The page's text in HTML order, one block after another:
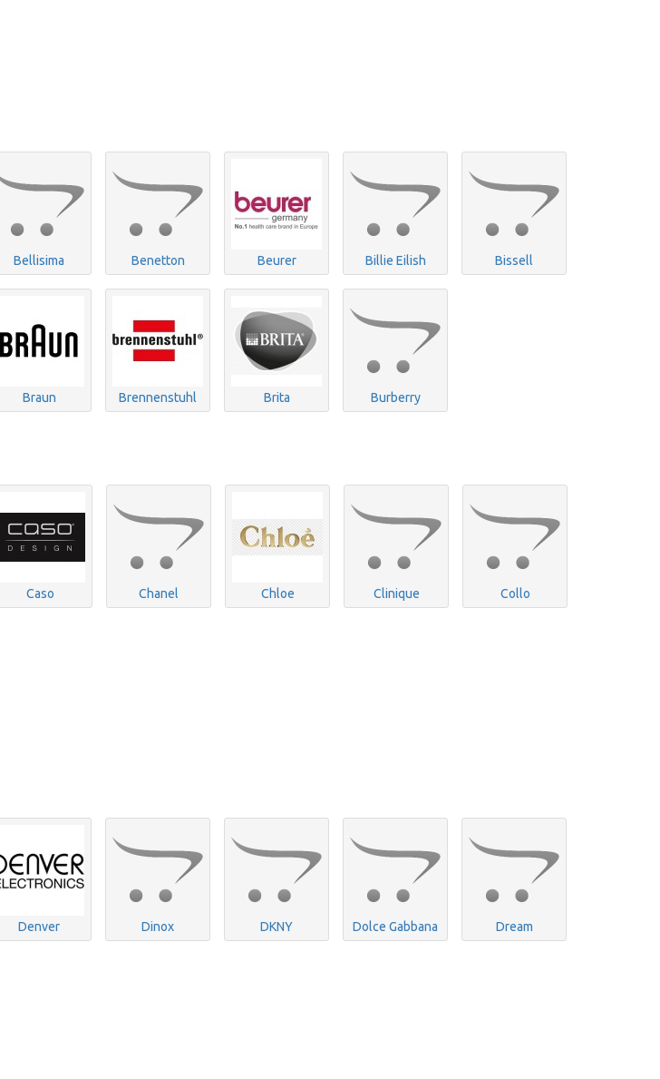
Bellisima Benetton Beurer Billie Eilish Bissell
Braun Brennenstuhl Brita Burberry
Caso Chanel Chloe Clinique Collo
Denver Dinox DKNY Dolce Gabbana Dream